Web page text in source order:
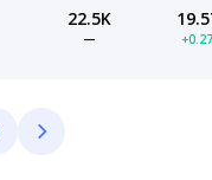
22.5K
—